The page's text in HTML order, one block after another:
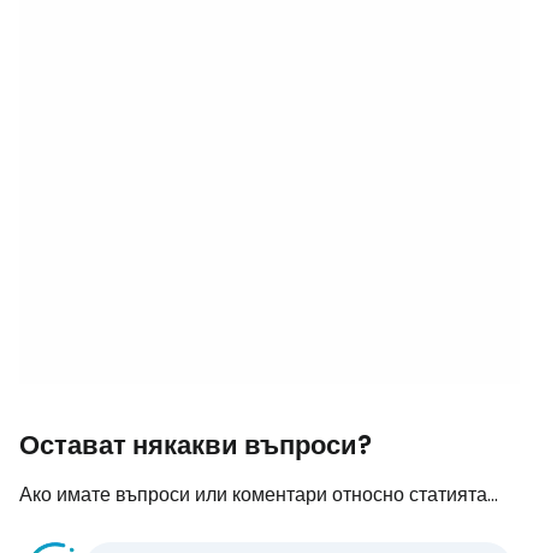
Остават някакви въпроси?
Ако имате въпроси или коментари относно статията...